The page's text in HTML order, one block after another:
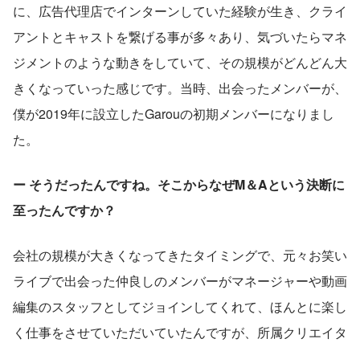
に、広告代理店でインターンしていた経験が生き、クライ
アントとキャストを繋げる事が多々あり、気づいたらマネ
ジメントのような動きをしていて、その規模がどんどん大
きくなっていった感じです。当時、出会ったメンバーが、
僕が2019年に設立したGarouの初期メンバーになりまし
た。
ー そうだったんですね。そこからなぜM＆Aという決断に
至ったんですか？
会社の規模が大きくなってきたタイミングで、元々お笑い
ライブで出会った仲良しのメンバーがマネージャーや動画
編集のスタッフとしてジョインしてくれて、ほんとに楽し
く仕事をさせていただいていたんですが、所属クリエイタ